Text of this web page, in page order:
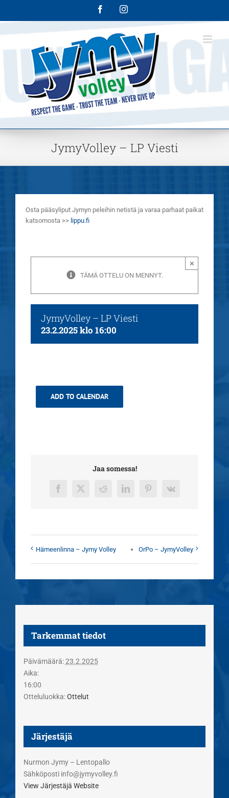
FacebookInstagram
JymyVolley – LP Viesti
Osta pääsyliput Jymyn peleihin netistä ja varaa parhaat paikat
katsomosta >> lippu.fi
TÄMÄ OTTELU ON MENNYT.
×
JymyVolley – LP Viesti
23.2.2025 klo 16:00
ADD TO CALENDAR
Jaa somessa!
Facebook
X RedditLinkedInPinterest
Vk
Hämeenlinna – Jymy Volley OrPo – JymyVolley
Tarkemmat tiedot
Päivämäärä: 23.2.2025
Aika:
16:00
Otteluluokka: Ottelut
Järjestäjä
Nurmon Jymy – Lentopallo
Sähköposti info@jymyvolley.fi
View Järjestäjä Website